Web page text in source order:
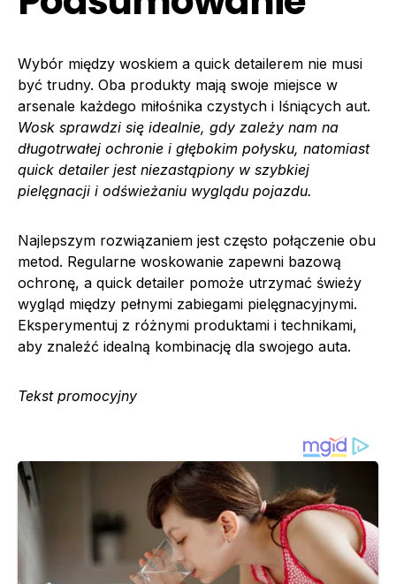
Wybór między woskiem a quick detailerem nie musi
być trudny. Oba produkty mają swoje miejsce w
arsenale każdego miłośnika czystych i lśniących aut.
Wosk sprawdzi się idealnie, gdy zależy nam na
długotrwałej ochronie i głębokim połysku, natomiast
quick detailer jest niezastąpiony w szybkiej
pielęgnacji i odświeżaniu wyglądu pojazdu.
Najlepszym rozwiązaniem jest często połączenie obu
metod. Regularne woskowanie zapewni bazową
ochronę, a quick detailer pomoże utrzymać świeży
wygląd między pełnymi zabiegami pielęgnacyjnymi.
Eksperymentuj z różnymi produktami i technikami,
aby znaleźć idealną kombinację dla swojego auta.
Tekst promocyjny